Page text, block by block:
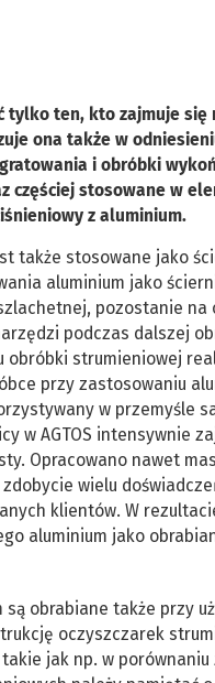
tylko ten, kto zajmuje
ona także w
i obróbki
częściej stosowane w
z aluminium.
także stosowane jako
aluminium jako
pozostanie
podczas dalszej
obróbki strumieniowej
przy zastosowaniu
w przemyśle
w AGTOS intensywnie
Opracowano nawet
wielu
klientów. W
aluminium jako
obrabiane także przy
oczyszczarek
jak np. w